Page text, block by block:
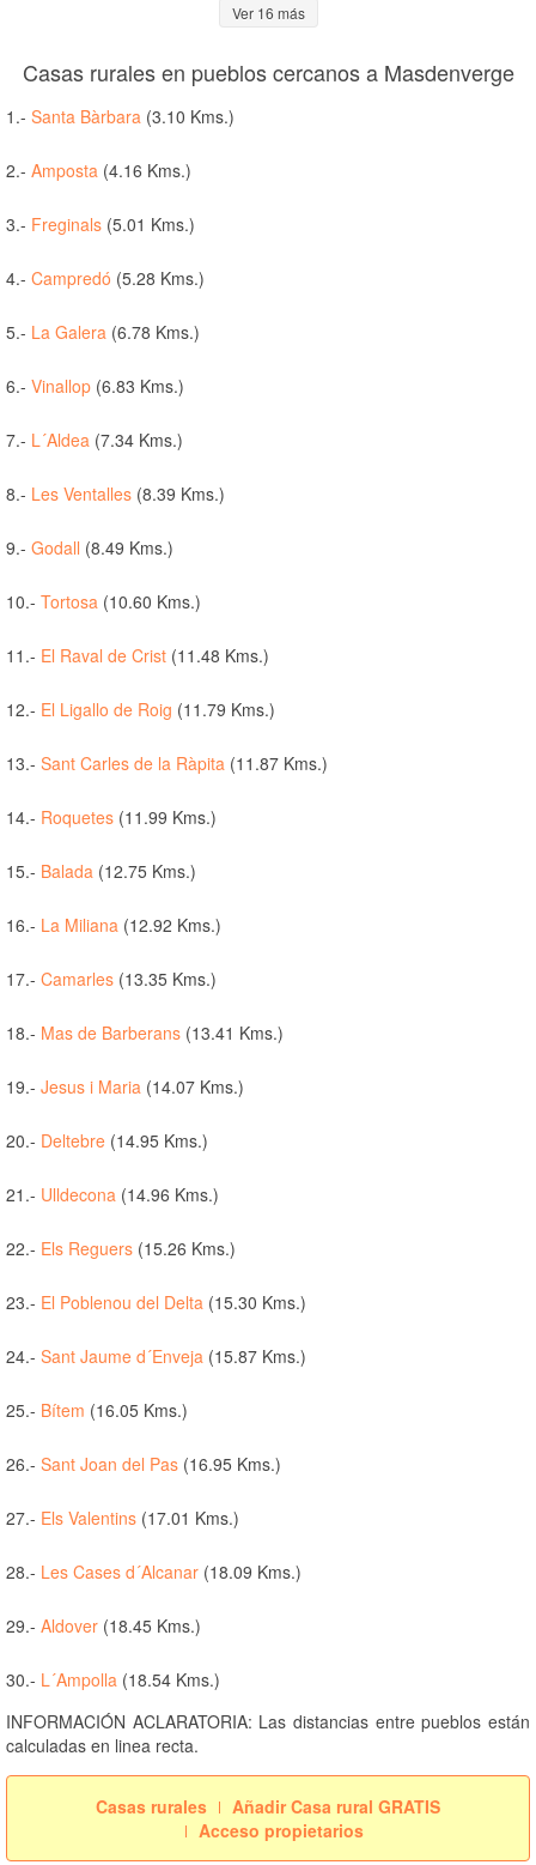
Ver 16 más
Casas rurales en pueblos cercanos a Masdenverge
1.- Santa Bàrbara (3.10 Kms.)
2.- Amposta (4.16 Kms.)
3.- Freginals (5.01 Kms.)
4.- Campredó (5.28 Kms.)
5.- La Galera (6.78 Kms.)
6.- Vinallop (6.83 Kms.)
7.- L´Aldea (7.34 Kms.)
8.- Les Ventalles (8.39 Kms.)
9.- Godall (8.49 Kms.)
10.- Tortosa (10.60 Kms.)
11.- El Raval de Crist (11.48 Kms.)
12.- El Ligallo de Roig (11.79 Kms.)
13.- Sant Carles de la Ràpita (11.87 Kms.)
14.- Roquetes (11.99 Kms.)
15.- Balada (12.75 Kms.)
16.- La Miliana (12.92 Kms.)
17.- Camarles (13.35 Kms.)
18.- Mas de Barberans (13.41 Kms.)
19.- Jesus i Maria (14.07 Kms.)
20.- Deltebre (14.95 Kms.)
21.- Ulldecona (14.96 Kms.)
22.- Els Reguers (15.26 Kms.)
23.- El Poblenou del Delta (15.30 Kms.)
24.- Sant Jaume d´Enveja (15.87 Kms.)
25.- Bítem (16.05 Kms.)
26.- Sant Joan del Pas (16.95 Kms.)
27.- Els Valentins (17.01 Kms.)
28.- Les Cases d´Alcanar (18.09 Kms.)
29.- Aldover (18.45 Kms.)
30.- L´Ampolla (18.54 Kms.)
INFORMACIÓN ACLARATORIA: Las distancias entre pueblos están
calculadas en linea recta.
Casas rurales
Añadir Casa rural GRATIS
Acceso propietarios